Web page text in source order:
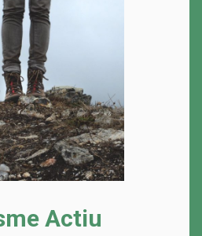
Actiu